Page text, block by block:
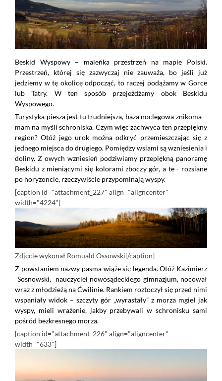
Beskid Wyspowy – maleńka przestrzeń na mapie Polski.
Przestrzeń, której się zazwyczaj nie zauważa, bo jeśli już
jedziemy w tę okolicę odpocząć, to raczej podążamy w Gorce
lub Tatry. W ten sposób przejeżdżamy obok Beskidu
Wyspowego.
Turystyka piesza jest tu trudniejsza, baza noclegowa znikoma –
mam na myśli schroniska. Czym więc zachwyca ten przepiękny
region? Otóż jego urok można odkryć przemieszczając się z
jednego miejsca do drugiego. Pomiędzy wsiami są wzniesienia i
doliny. Z owych wzniesień podziwiamy przepiękną panoramę
Beskidu z mieniącymi się kolorami zboczy gór, a te - rozsiane
po horyzoncie, rzeczywiście przypominają wyspy.
[caption id="attachment_227" align="aligncenter"
width="4224"]
Zdjęcie wykonał Romuald Ossowski[/caption]
Z powstaniem nazwy pasma wiąże się legenda. Otóż Kazimierz
Sosnowski, nauczyciel nowosądeckiego gimnazjum, nocował
wraz z młodzieżą na Ćwilinie. Rankiem roztoczył się przed nimi
wspaniały widok – szczyty gór „wyrastały” z morza mgieł jak
wyspy, mieli wrażenie, jakby przebywali w schronisku sami
pośród bezkresnego morza.
[caption id="attachment_226" align="aligncenter"
width="633"]